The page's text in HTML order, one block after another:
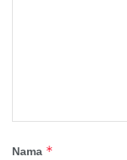
Nama *